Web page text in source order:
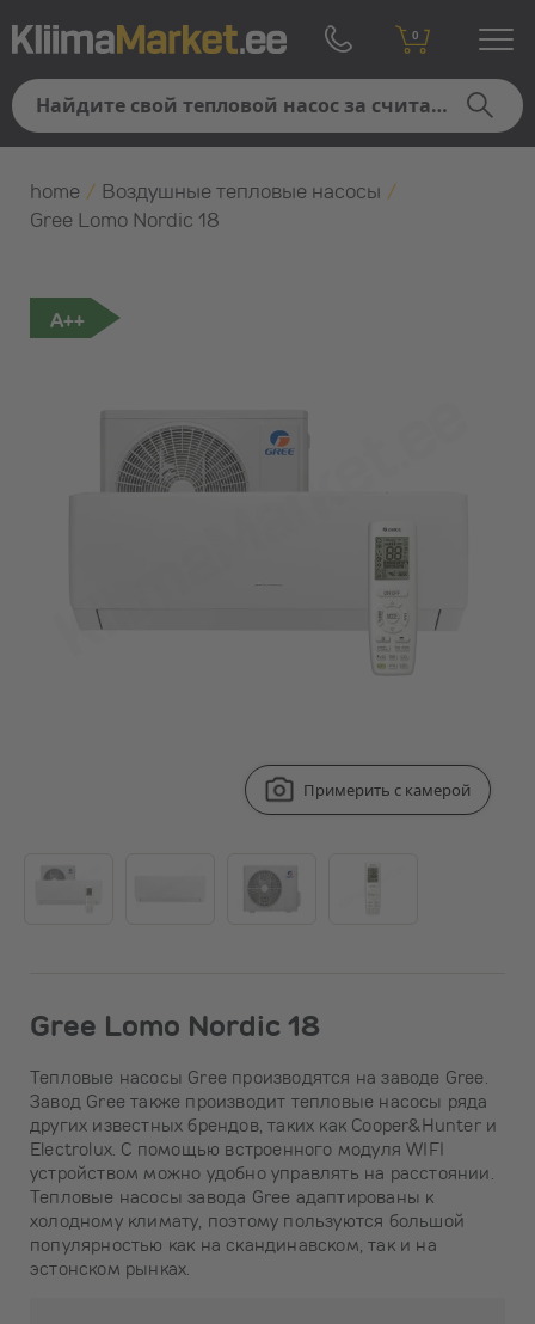
0
home / Воздушные тепловые насосы /
Gree Lomo Nordic 18
A++
Примерить с камерой
Gree Lomo Nordic 18
Тепловые насосы Gree производятся на заводе Gree.
Завод Gree также производит тепловые насосы ряда
других известных брендов, таких как Cooper&Hunter и
Electrolux. С помощью встроенного модуля WIFI
устройством можно удобно управлять на расстоянии.
Тепловые насосы завода Gree адаптированы к
холодному климату, поэтому пользуются большой
популярностью как на скандинавском, так и на
эстонском рынках.